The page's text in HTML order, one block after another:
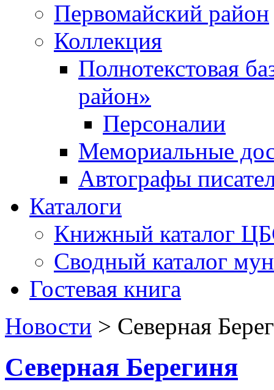
Первомайский район
Коллекция
Полнотекстовая
район»
Персоналии
Мемориальные
Автографы
Каталоги
Книжный каталог
Сводный каталог
Гостевая книга
Новости > Северная
Северная Берегиня